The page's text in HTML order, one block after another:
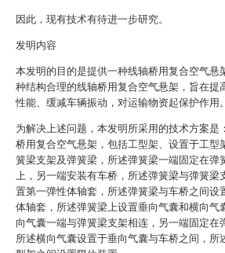
因此，现有技术有待进一步研究。
发明内容
本发明的目的是提供一种线轴桥用复合空气悬
种结构合理的线轴桥用复合空气悬架，旨在提
性能、缓减车辆振动，对运输物资起保护作用。
为解决上述问题，本发明所采用的技术方案是
桥用复合空气悬架，包括工型架、设置于工型
簧梁支架及弹簧梁，所述弹簧梁一端固定在弹
上，另一端安装有车桥，所述弹簧梁与弹簧梁
置第一弹性体轴套，所述弹簧梁与车桥之间设
体轴套，所述弹簧梁上设置垂向气囊和横向气
向气囊一端与弹簧梁支架相连，另一端固定在
所述横向气囊设置于垂向气囊与车桥之间，所